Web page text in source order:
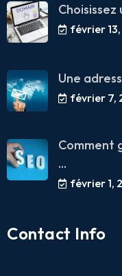
Choisissez
février
Une
février 7,
Comment
...
février 1,
Contact Info